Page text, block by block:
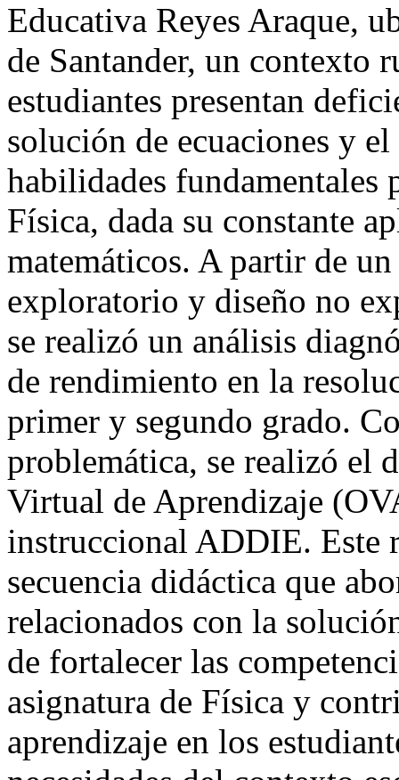
Educativa Reyes Araque,
de Santander, un contexto
estudiantes presentan
solución de ecuaciones y
habilidades fundamentales
Física, dada su constante
matemáticos. A partir de
exploratorio y diseño no
se realizó un análisis
de rendimiento en la
primer y segundo grado.
problemática, se realizó el
Virtual de Aprendizaje
instruccional ADDIE. Este
secuencia didáctica que
relacionados con la
de fortalecer las
asignatura de Física y
aprendizaje en los